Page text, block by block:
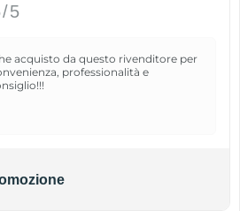
5
acquisto da questo rivenditore per
professionalità e